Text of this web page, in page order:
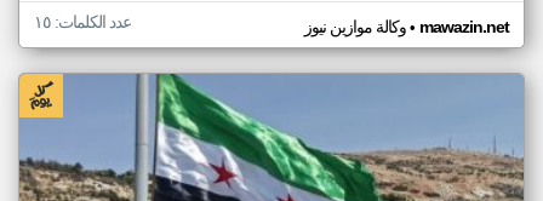
وكالة موازين نيوز• mawazin.net عدد الكلمات: ١٥